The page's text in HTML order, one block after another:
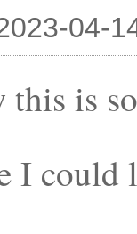
04-
is
I could